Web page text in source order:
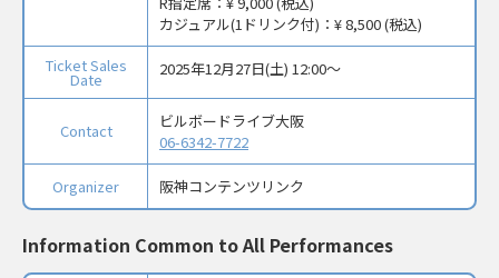
カジュアル(1ドリンク付)： ¥ 8,500 (税込)
Ticket Sales
Date
2025年12月27日(土) 12:00〜
Contact
ビルボードライブ大阪
06-6342-7722
Organizer 阪神コンテンツリンク
Information Common to All Performances